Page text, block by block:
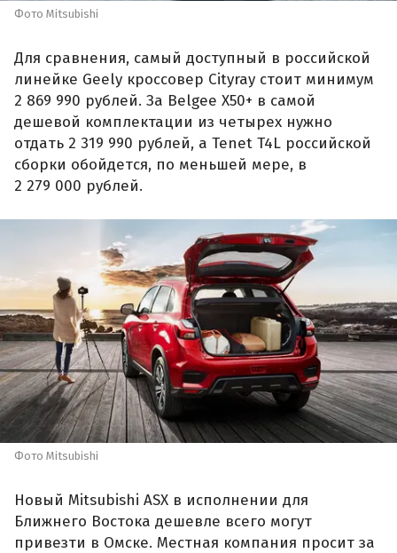
Фото Mitsubishi
Для сравнения, самый доступный в российской
линейке Geely кроссовер Cityray стоит минимум
2 869 990 рублей. За Belgee X50+ в самой
дешевой комплектации из четырех нужно
отдать 2 319 990 рублей, а Tenet T4L российской
сборки обойдется, по меньшей мере, в
2 279 000 рублей.
Фото Mitsubishi
Новый Mitsubishi ASX в исполнении для
Ближнего Востока дешевле всего могут
привезти в Омске. Местная компания просит за